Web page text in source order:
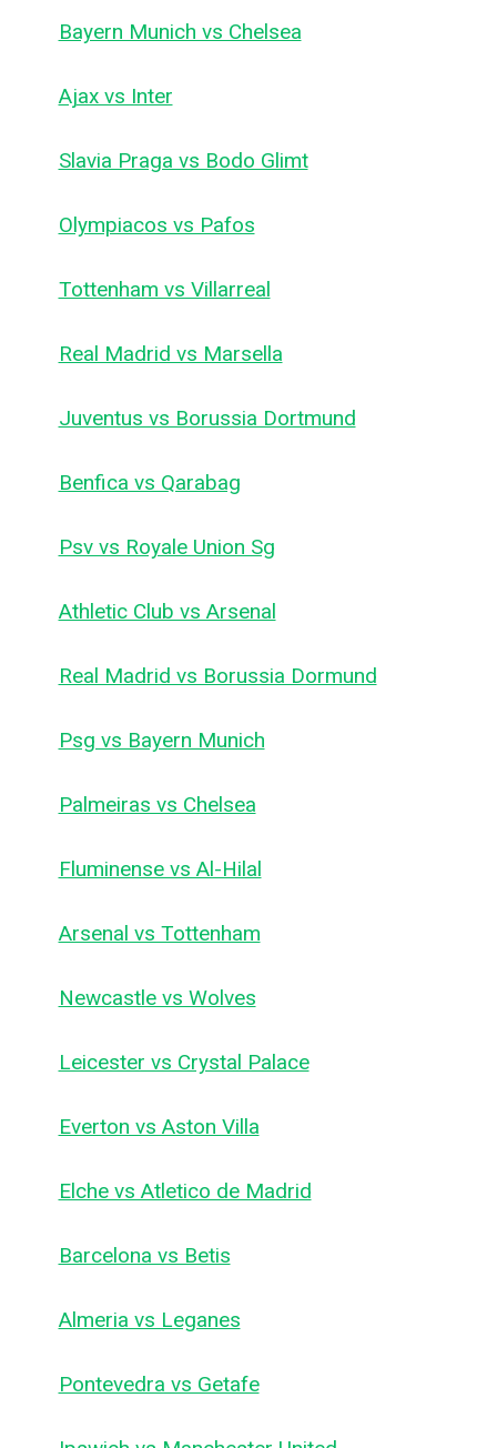
Bayern Munich vs Chelsea
Ajax vs Inter
Slavia Praga vs Bodo Glimt
Olympiacos vs Pafos
Tottenham vs Villarreal
Real Madrid vs Marsella
Juventus vs Borussia Dortmund
Benfica vs Qarabag
Psv vs Royale Union Sg
Athletic Club vs Arsenal
Real Madrid vs Borussia Dormund
Psg vs Bayern Munich
Palmeiras vs Chelsea
Fluminense vs Al-Hilal
Arsenal vs Tottenham
Newcastle vs Wolves
Leicester vs Crystal Palace
Everton vs Aston Villa
Elche vs Atletico de Madrid
Barcelona vs Betis
Almeria vs Leganes
Pontevedra vs Getafe